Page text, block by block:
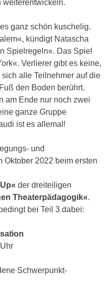
weiterentwickeln.
ganz schön kuschelig.
kündigt Natascha
Spielregeln«. Das Spiel
Verlierer gibt es keine,
alle Teilnehmer auf die
den Boden berührt.
am Ende nur noch zwei
ganze Gruppe
ist es allemal!
und
Oktober 2022 beim ersten
der dreiteiligen
Theaterpädagogik«.
bei Teil 3 dabei:
Schwerpunkt-